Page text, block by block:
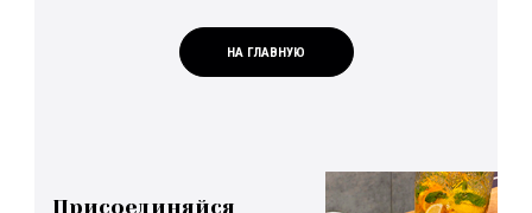
НА ГЛАВНУЮ
Присоединяйся